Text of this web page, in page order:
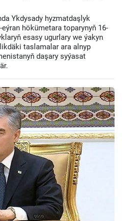
Ykdysady hyzmatdaşlyk
hökümetara toparynyň 16-
esasy ugurlary we ýakyn
taslamalar ara alnyp
daşary syýasat